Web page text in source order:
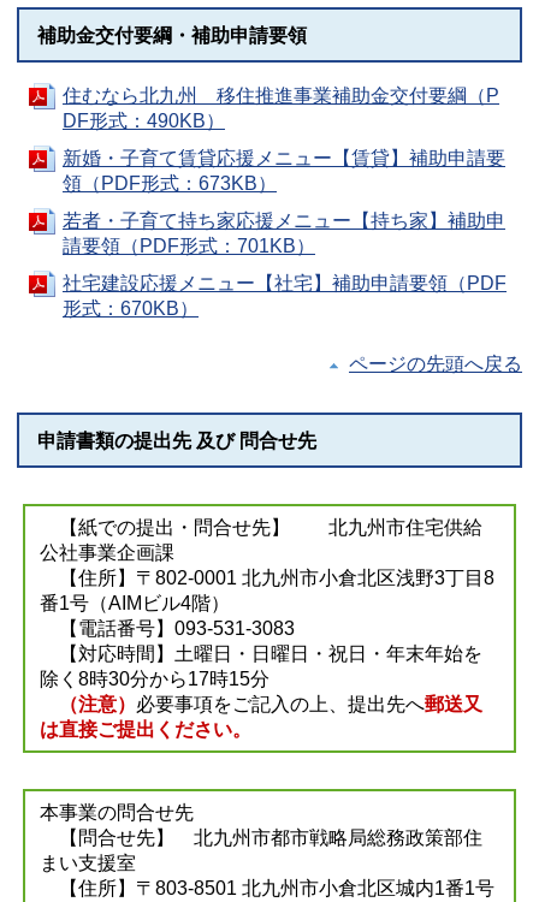
補助金交付要綱・補助申請要領
住むなら北九州 移住推進事業補助金交付要綱（P
DF形式：490KB）
新婚・子育て賃貸応援メニュー【賃貸】補助申請要
領（PDF形式：673KB）
若者・子育て持ち家応援メニュー【持ち家】補助申
請要領（PDF形式：701KB）
社宅建設応援メニュー【社宅】補助申請要領（PDF
形式：670KB）
ページの先頭へ戻る
申請書類の提出先 及び 問合せ先
【紙での提出・問合せ先】 北九州市住宅供給
公社事業企画課
【住所】〒802-0001 北九州市小倉北区浅野3丁目8
番1号（AIMビル4階）
【電話番号】093-531-3083
【対応時間】土曜日・日曜日・祝日・年末年始を
除く8時30分から17時15分
（注意） 必要事項をご記入の上、提出先へ郵送又
は直接ご提出ください。
本事業の問合せ先
【問合せ先】 北九州市都市戦略局総務政策部住
まい支援室
【住所】〒803-8501 北九州市小倉北区城内1番1号